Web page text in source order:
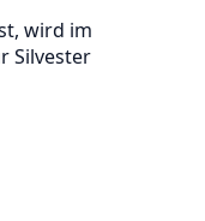
wird im
Silvester